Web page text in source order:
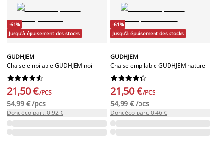
-61%
Jusqu'à épuisement des stocks
GUDHJEM
Chaise empilable GUDHJEM noir






21,50 €/PCS
54,99 € /pcs
Dont éco-part. 0.92 €
-61%
Jusqu'à épuisement des stocks
GUDHJEM
Chaise empilable GUDHJEM naturel






21,50 €/PCS
54,99 € /pcs
Dont éco-part. 0.46 €